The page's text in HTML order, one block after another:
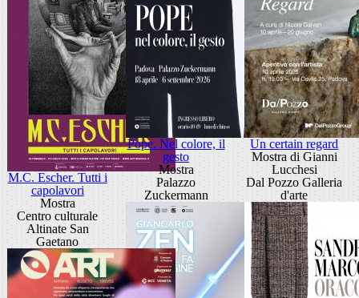
M.C. Escher. Tutti i
capolavori
Mostra
Centro culturale
Altinate San
Gaetano
Pope. Nel colore, il
gesto
Mostra
Palazzo
Zuckermann
Un certain regard
Mostra di Gianni
Lucchesi
Dal Pozzo Galleria
d'arte